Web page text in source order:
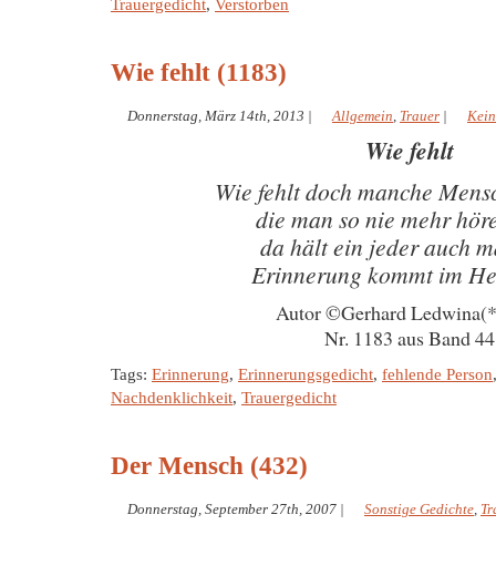
Trauergedicht, Verstorben
Wie fehlt (1183)
Donnerstag, März 14th, 2013 | Allgemein, Trauer |
Wie fehlt
Wie fehlt doch manche
die man so nie mehr
da hält ein jeder auch
Erinnerung kommt im
Autor ©Gerhard
Nr. 1183 aus Band 44
Tags: Erinnerung, Erinnerungsgedicht, fehlende Person
Nachdenklichkeit, Trauergedicht
Der Mensch (432)
Donnerstag, September 27th, 2007 | Sonstige Gedichte,